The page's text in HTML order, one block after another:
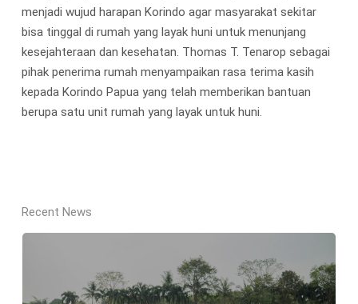
menjadi wujud harapan Korindo agar masyarakat sekitar
bisa tinggal di rumah yang layak huni untuk menunjang
kesejahteraan dan kesehatan. Thomas T. Tenarop sebagai
pihak penerima rumah menyampaikan rasa terima kasih
kepada Korindo Papua yang telah memberikan bantuan
berupa satu unit rumah yang layak untuk huni.
Recent News